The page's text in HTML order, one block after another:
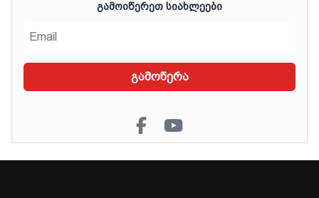
ᲒᲐᲛᲝᲘᲬᲔᲠᲔᲗ ᲡᲘᲐᲮᲚᲔᲔᲑᲘ
გამოწერა